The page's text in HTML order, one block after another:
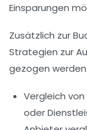
Einsparungen
Zusätzlich zur
Strategien zur
gezogen werden:
Vergleich von
oder